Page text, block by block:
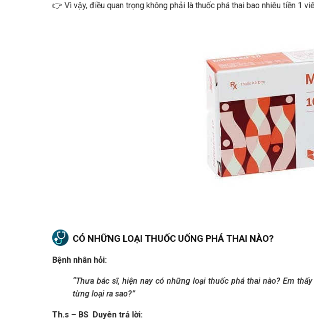
👉 Vì vậy, điều quan trọng không phải là thuốc phá thai bao nhiêu tiền 1
CÓ NHỮNG LOẠI THUỐC UỐNG PHÁ THAI NÀO?
Bệnh nhân hỏi:
“Thưa bác sĩ, hiện nay có những loại thuốc phá thai nào? Em
từng loại ra sao?”
Th.s – BS Duyên trả lời: